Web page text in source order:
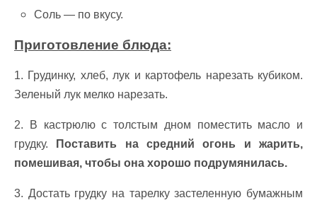
Соль — по вкусу.
Приготовление блюда:
1. Грудинку, хлеб, лук и картофель нарезать кубиком.
Зеленый лук мелко нарезать.
2. В кастрюлю с толстым дном поместить масло и
грудку.
Поставить на средний огонь и жарить,
помешивая, чтобы она хорошо подрумянилась.
3. Достать грудку на тарелку застеленную бумажным